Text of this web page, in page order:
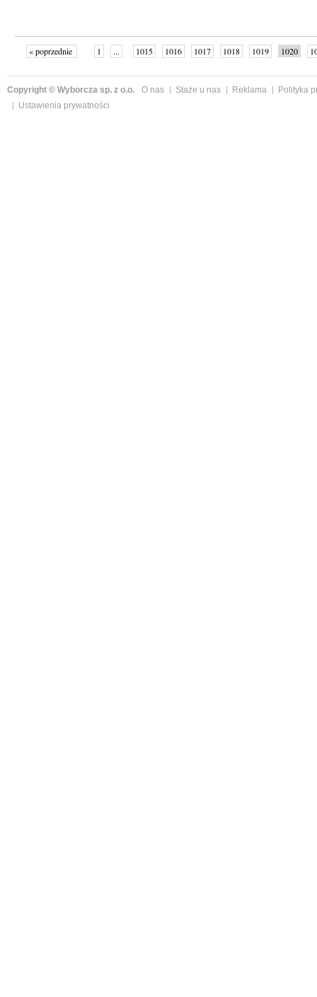
« poprzednie 1 ... 1015 1016 1017 1018 1019 1020
Copyright © Wyborcza sp. z o.o. O nas Staże u nas Reklama
Polityka
Ustawienia prywatności